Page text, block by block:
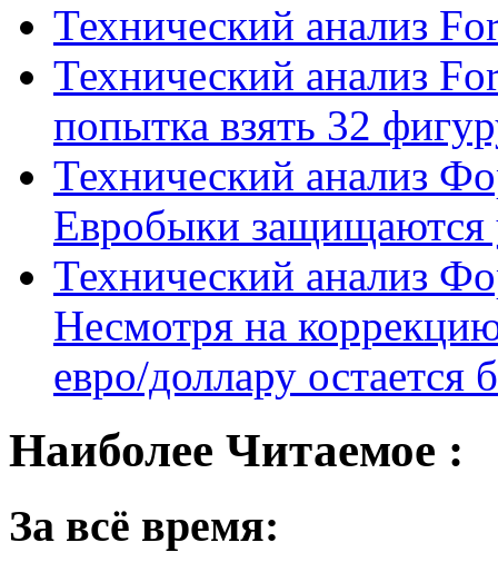
Технический анализ
Технический анализ
попытка взять 32
Технический анализ
Евробыки защищаются
Технический анализ
Несмотря на
евро/доллару остается
Наиболее Читаемое :
За всё время: